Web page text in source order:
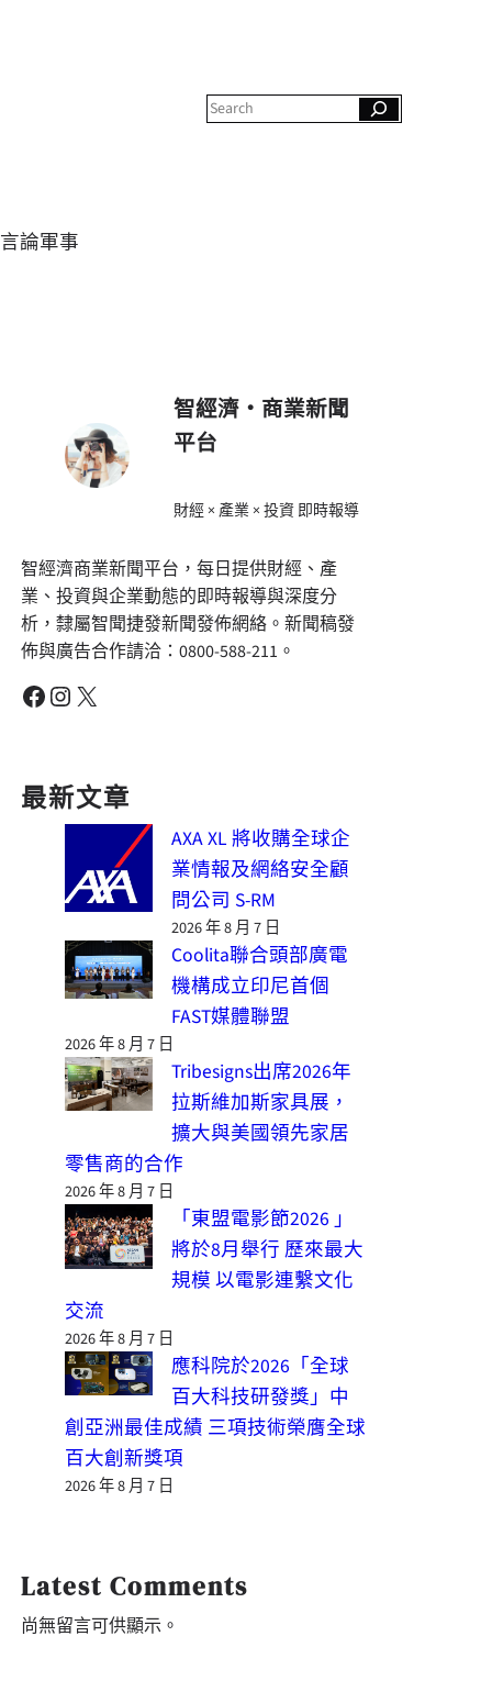
c
言論軍事
智經濟・商業新聞
平台
財經 × 產業 × 投資 即時報導
智經濟商業新聞平台，每日提供財經、產
業、投資與企業動態的即時報導與深度分
析，隸屬智聞捷發新聞發佈網絡。新聞稿發
佈與廣告合作請洽：0800-588-211。
Facebook Instagram X
最新文章
AXA XL 將收購全球企
業情報及網絡安全顧
問公司 S-RM
2026 年 8 月 7 日
Coolita聯合頭部廣電
機構成立印尼首個
FAST媒體聯盟
2026 年 8 月 7 日
Tribesigns出席2026年
拉斯維加斯家具展，
擴大與美國領先家居
零售商的合作
2026 年 8 月 7 日
「東盟電影節2026 」
將於8月舉行 歷來最大
規模 以電影連繫文化
交流
2026 年 8 月 7 日
應科院於2026「全球
百大科技研發獎」中
創亞洲最佳成績 三項技術榮膺全球
百大創新獎項
2026 年 8 月 7 日
Latest Comments
尚無留言可供顯示。